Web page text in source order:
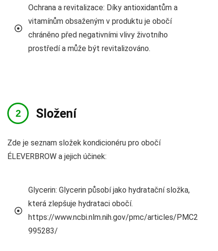
Ochrana a revitalizace: Díky antioxidantům a
vitamínům obsaženým v produktu je obočí
chráněno před negativními vlivy životního
prostředí a může být revitalizováno.
Složení
Zde je seznam složek kondicionéru pro obočí
ÉLEVERBROW a jejich účinek:
Glycerin: Glycerin působí jako hydratační složka,
která zlepšuje hydrataci obočí.
https://www.ncbi.nlm.nih.gov/pmc/articles/PMC2
995283/